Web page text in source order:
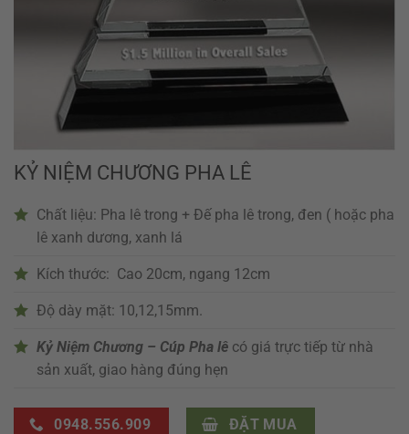
KỶ NIỆM CHƯƠNG PHA LÊ
Chất liệu: Pha lê trong + Đế pha lê trong, đen ( hoặc pha
lê xanh dương, xanh lá
Kích thước: Cao 20cm, ngang 12cm
Độ dày mặt: 10,12,15mm.
Kỷ Niệm Chương – Cúp Pha lê có giá trực tiếp từ nhà
sản xuất, giao hàng đúng hẹn
0948.556.909 ĐẶT MUA